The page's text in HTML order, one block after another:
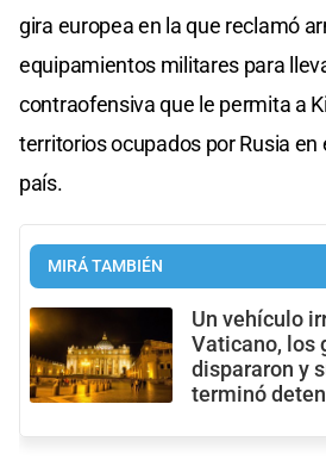
gira europea en la que reclamó
equipamientos militares para
contraofensiva que le permita a
territorios ocupados por Rusia en
país.
MIRÁ TAMBIÉN
Un vehículo
Vaticano, los
dispararon y
terminó